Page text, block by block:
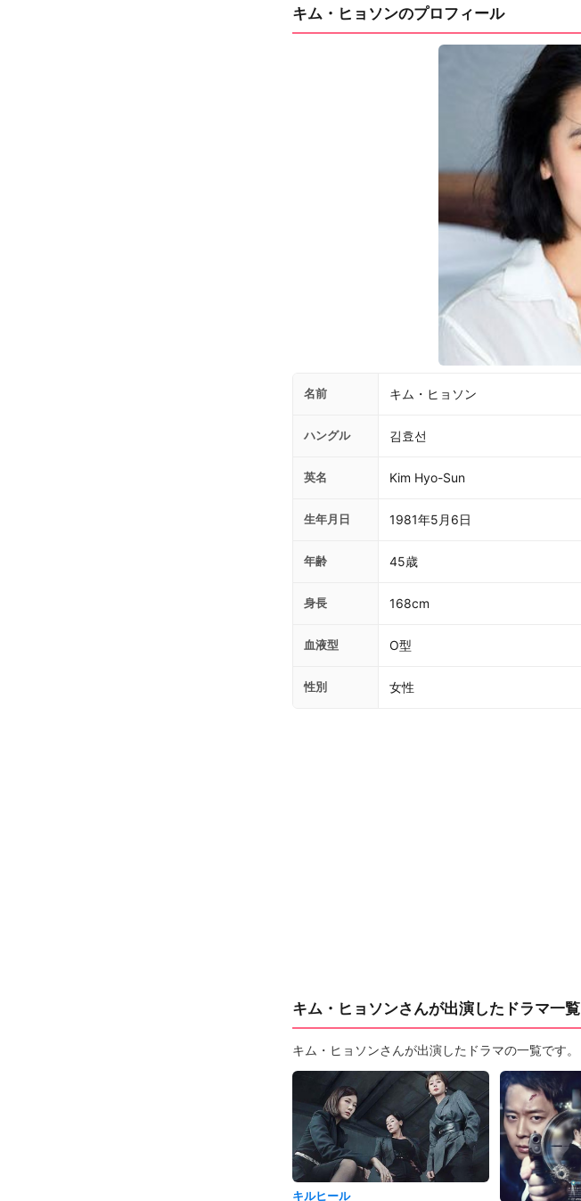
キム・ヒョソンのプロフィール
名前 キム・ヒョソン
ハングル 김효선
英名 Kim Hyo-Sun
生年月日 1981年5月6日
年齢 45歳
身長 168cm
血液型 O型
性別 女性
キム・ヒョソンさんが出演したドラマ一覧
キム・ヒョソンさんが出演したドラマの一覧です。
キルヒール